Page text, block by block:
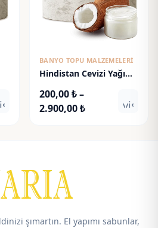
BANYO TOPU MALZEMELERI
Hindistan Cevizi Yağı
200,00₺–
2.900,00₺Fiyat
şımartın. El yapımı sabunlar,